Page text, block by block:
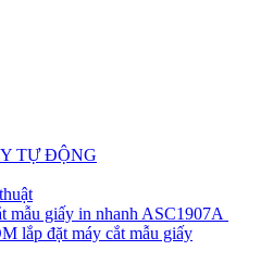
TỰ ĐỘNG
mẫu giấy in nhanh ASC1907A
lắp đặt máy cắt mẫu giấy